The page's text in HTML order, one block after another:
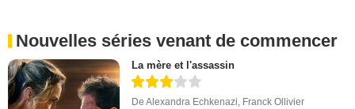
Nouvelles séries venant de commencer
La mère et l'assassin
DeAlexandra Echkenazi, Franck Ollivier